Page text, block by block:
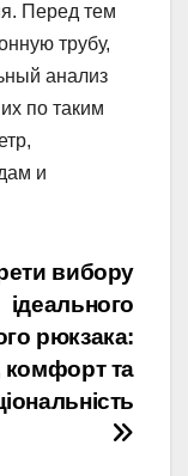
Перед тем
трубу,
анализ
по таким
и
вибору
ідеального
рюкзака:
комфорт та